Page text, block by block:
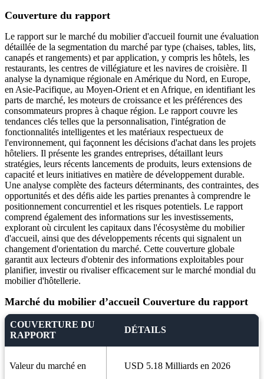
Couverture du rapport
Le rapport sur le marché du mobilier d'accueil fournit une évaluation
détaillée de la segmentation du marché par type (chaises, tables, lits,
canapés et rangements) et par application, y compris les hôtels, les
restaurants, les centres de villégiature et les navires de croisière. Il
analyse la dynamique régionale en Amérique du Nord, en Europe,
en Asie-Pacifique, au Moyen-Orient et en Afrique, en identifiant les
parts de marché, les moteurs de croissance et les préférences des
consommateurs propres à chaque région. Le rapport couvre les
tendances clés telles que la personnalisation, l'intégration de
fonctionnalités intelligentes et les matériaux respectueux de
l'environnement, qui façonnent les décisions d'achat dans les projets
hôteliers. Il présente les grandes entreprises, détaillant leurs
stratégies, leurs récents lancements de produits, leurs extensions de
capacité et leurs initiatives en matière de développement durable.
Une analyse complète des facteurs déterminants, des contraintes, des
opportunités et des défis aide les parties prenantes à comprendre le
positionnement concurrentiel et les risques potentiels. Le rapport
comprend également des informations sur les investissements,
explorant où circulent les capitaux dans l'écosystème du mobilier
d'accueil, ainsi que des développements récents qui signalent un
changement d'orientation du marché. Cette couverture globale
garantit aux lecteurs d'obtenir des informations exploitables pour
planifier, investir ou rivaliser efficacement sur le marché mondial du
mobilier d'hôtellerie.
Marché du mobilier d’accueil Couverture du rapport
COUVERTURE DU
RAPPORT
DÉTAILS
Valeur du marché en USD 5.18 Milliards en 2026